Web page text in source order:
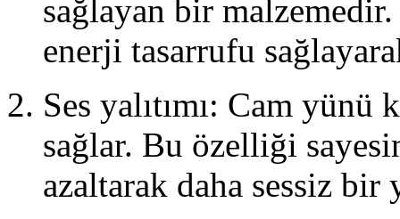
sağlayan bir
enerji tasarrufu
Ses yalıtımı: Cam yünü
sağlar. Bu özelliği
azaltarak daha sessiz bir